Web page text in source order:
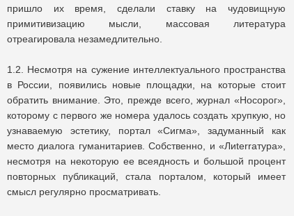
пришло их время, сделали ставку на чудовищную
примитивизацию мысли, массовая литература
отреагировала незамедлительно.
1.2. Несмотря на сужение интеллектуального пространства
в России, появились новые площадки, на которые стоит
обратить внимание. Это, прежде всего, журнал «Носорог»,
которому с первого же номера удалось создать хрупкую, но
узнаваемую эстетику, портал «Сигма», задуманный как
место диалога гуманитариев. Собственно, и «Лиterraтура»,
несмотря на некоторую ее всеядность и большой процент
повторных публикаций, стала порталом, который имеет
смысл регулярно просматривать.